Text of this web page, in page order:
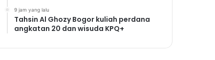
9 jam yang lalu
Tahsin Al Ghozy Bogor kuliah perdana
angkatan 20 dan wisuda KPQ+